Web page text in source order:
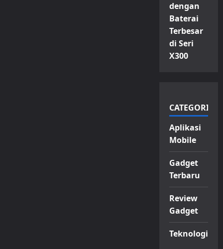
dengan
Baterai
Terbesar
di Seri
X300
CATEGORIES
Aplikasi
Mobile
Gadget
Terbaru
Review
Gadget
Teknologi